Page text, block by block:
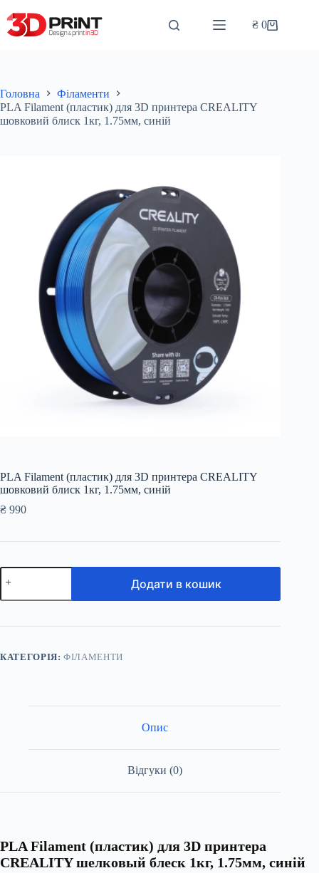
до
вмісту
Кошик
₴ 0
Головна
Філаменти
PLA Filament (пластик) для 3D принтера CREALITY
шовковий блиск 1кг, 1.75мм, синій
PLA Filament (пластик) для 3D принтера CREALITY
шовковий блиск 1кг, 1.75мм, синій
₴ 990
PLA
Filament
шовковий
Додати в кошик
КАТЕГОРІЯ:ФІЛАМЕНТИ
Опис
Відгуки (0)
PLA Filament (пластик) для 3D принтера
CREALITY шелковый блеск 1кг, 1.75мм, синій